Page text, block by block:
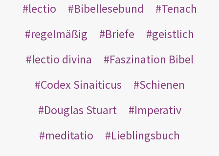
lectio
Bibellesebund
Tenach
regelmäßig
Briefe
geistlich
lectio divina
Faszination Bibel
Codex Sinaiticus
Schienen
Douglas Stuart
Imperativ
meditatio
Lieblingsbuch